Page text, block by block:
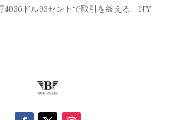
ドル93セントで取引を終える NY